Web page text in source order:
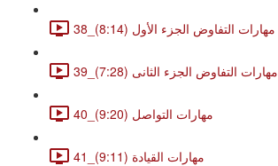
38_مهارات التفاوض الجزء الأول (8:14)
39_مهارات التفاوض الجزء الثانى (7:28)
40_مهارات التواصل (9:20)
41_مهارات القيادة (9:11)